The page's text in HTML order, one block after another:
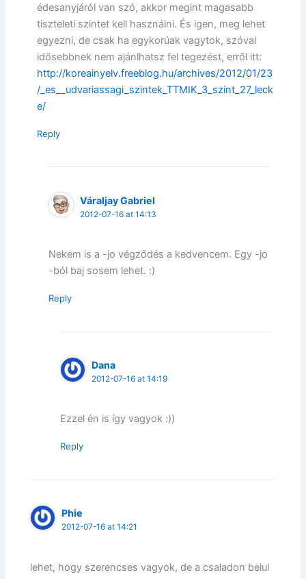
édesanyjáról van szó, akkor megint magasabb
tiszteleti szintet kell használni. És igen, meg lehet
egyezni, de csak ha egykorúak vagytok, szóval
idősebbnek nem ajánlhatsz fel tegezést, erről itt:
http://koreainyelv.freeblog.hu/archives/2012/01/23
/_es__udvariassagi_szintek_TTMIK_3_szint_27_leck
e/
Reply
Váraljay Gabriel
2012-07-16 at 14:13
Nekem is a -jo végződés a kedvencem. Egy -jo
-ból baj sosem lehet. :)
Reply
Dana
2012-07-16 at 14:19
Ezzel én is így vagyok :))
Reply
Phie
2012-07-16 at 14:21
lehet, hogy szerencses vagyok, de a csaladon belul